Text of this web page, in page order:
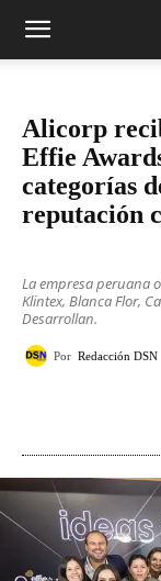
Alicorp
Effie
categorías
reputación
La empresa peruana
Klintex, Blanca Flor,
Desarrollan.
Por Redacción DSN